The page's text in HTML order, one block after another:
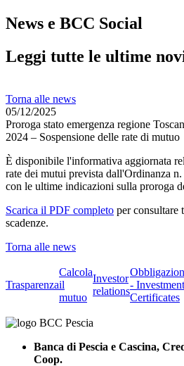
News e BCC Social
Leggi tutte le ultime
Torna alle news
05/12/2025
Proroga stato emergenza regione
2024 – Sospensione delle rate di mutuo
È disponibile l'informativa aggiornata
rate dei mutui prevista dall'Ordinanza
con le ultime indicazioni sulla proroga
Scarica il PDF completo per consultare
scadenze.
Torna alle news
Trasparenza
Calcola
il
mutuo
Investor
relations
- Investment
Certificates
Banca di Pescia e Cascina,
Coop.